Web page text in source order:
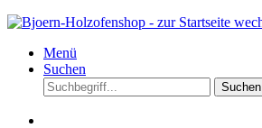
Menü
Suchen
Suchen